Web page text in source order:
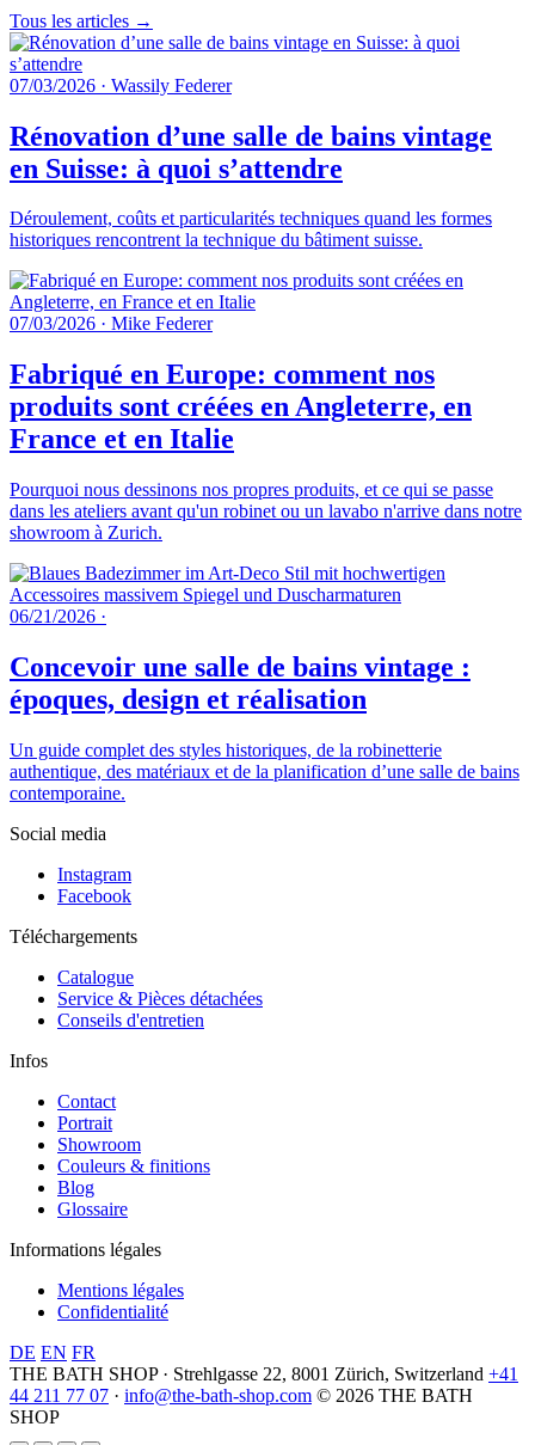
Tous les articles →
07/03/2026 · Wassily Federer
Rénovation d’une salle de bains vintage
en Suisse: à quoi s’attendre
Déroulement, coûts et particularités techniques quand les formes
historiques rencontrent la technique du bâtiment suisse.
07/03/2026 · Mike Federer
Fabriqué en Europe: comment nos
produits sont créées en Angleterre, en
France et en Italie
Pourquoi nous dessinons nos propres produits, et ce qui se passe
dans les ateliers avant qu'un robinet ou un lavabo n'arrive dans notre
showroom à Zurich.
06/21/2026 ·
Concevoir une salle de bains vintage :
époques, design et réalisation
Un guide complet des styles historiques, de la robinetterie
authentique, des matériaux et de la planification d’une salle de bains
contemporaine.
Social media
Instagram
Facebook
Téléchargements
Catalogue
Service & Pièces détachées
Conseils d'entretien
Infos
Contact
Portrait
Showroom
Couleurs & finitions
Blog
Glossaire
Informations légales
Mentions légales
Confidentialité
DE EN FR
THE BATH SHOP · Strehlgasse 22, 8001 Zürich, Switzerland +41
44 211 77 07 · info@the-bath-shop.com © 2026 THE BATH
SHOP